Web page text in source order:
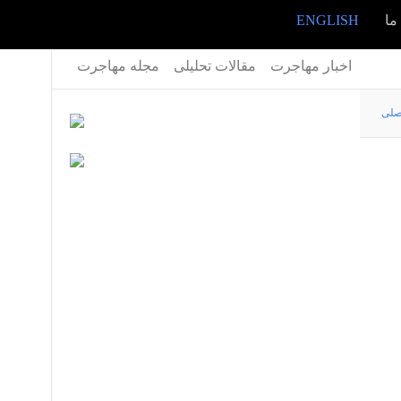
ENGLISH
مجله مهاجرت مقالات تحلیلی اخبار مهاجرت